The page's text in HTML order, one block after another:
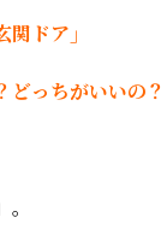
ドア」
どっちがいいの？